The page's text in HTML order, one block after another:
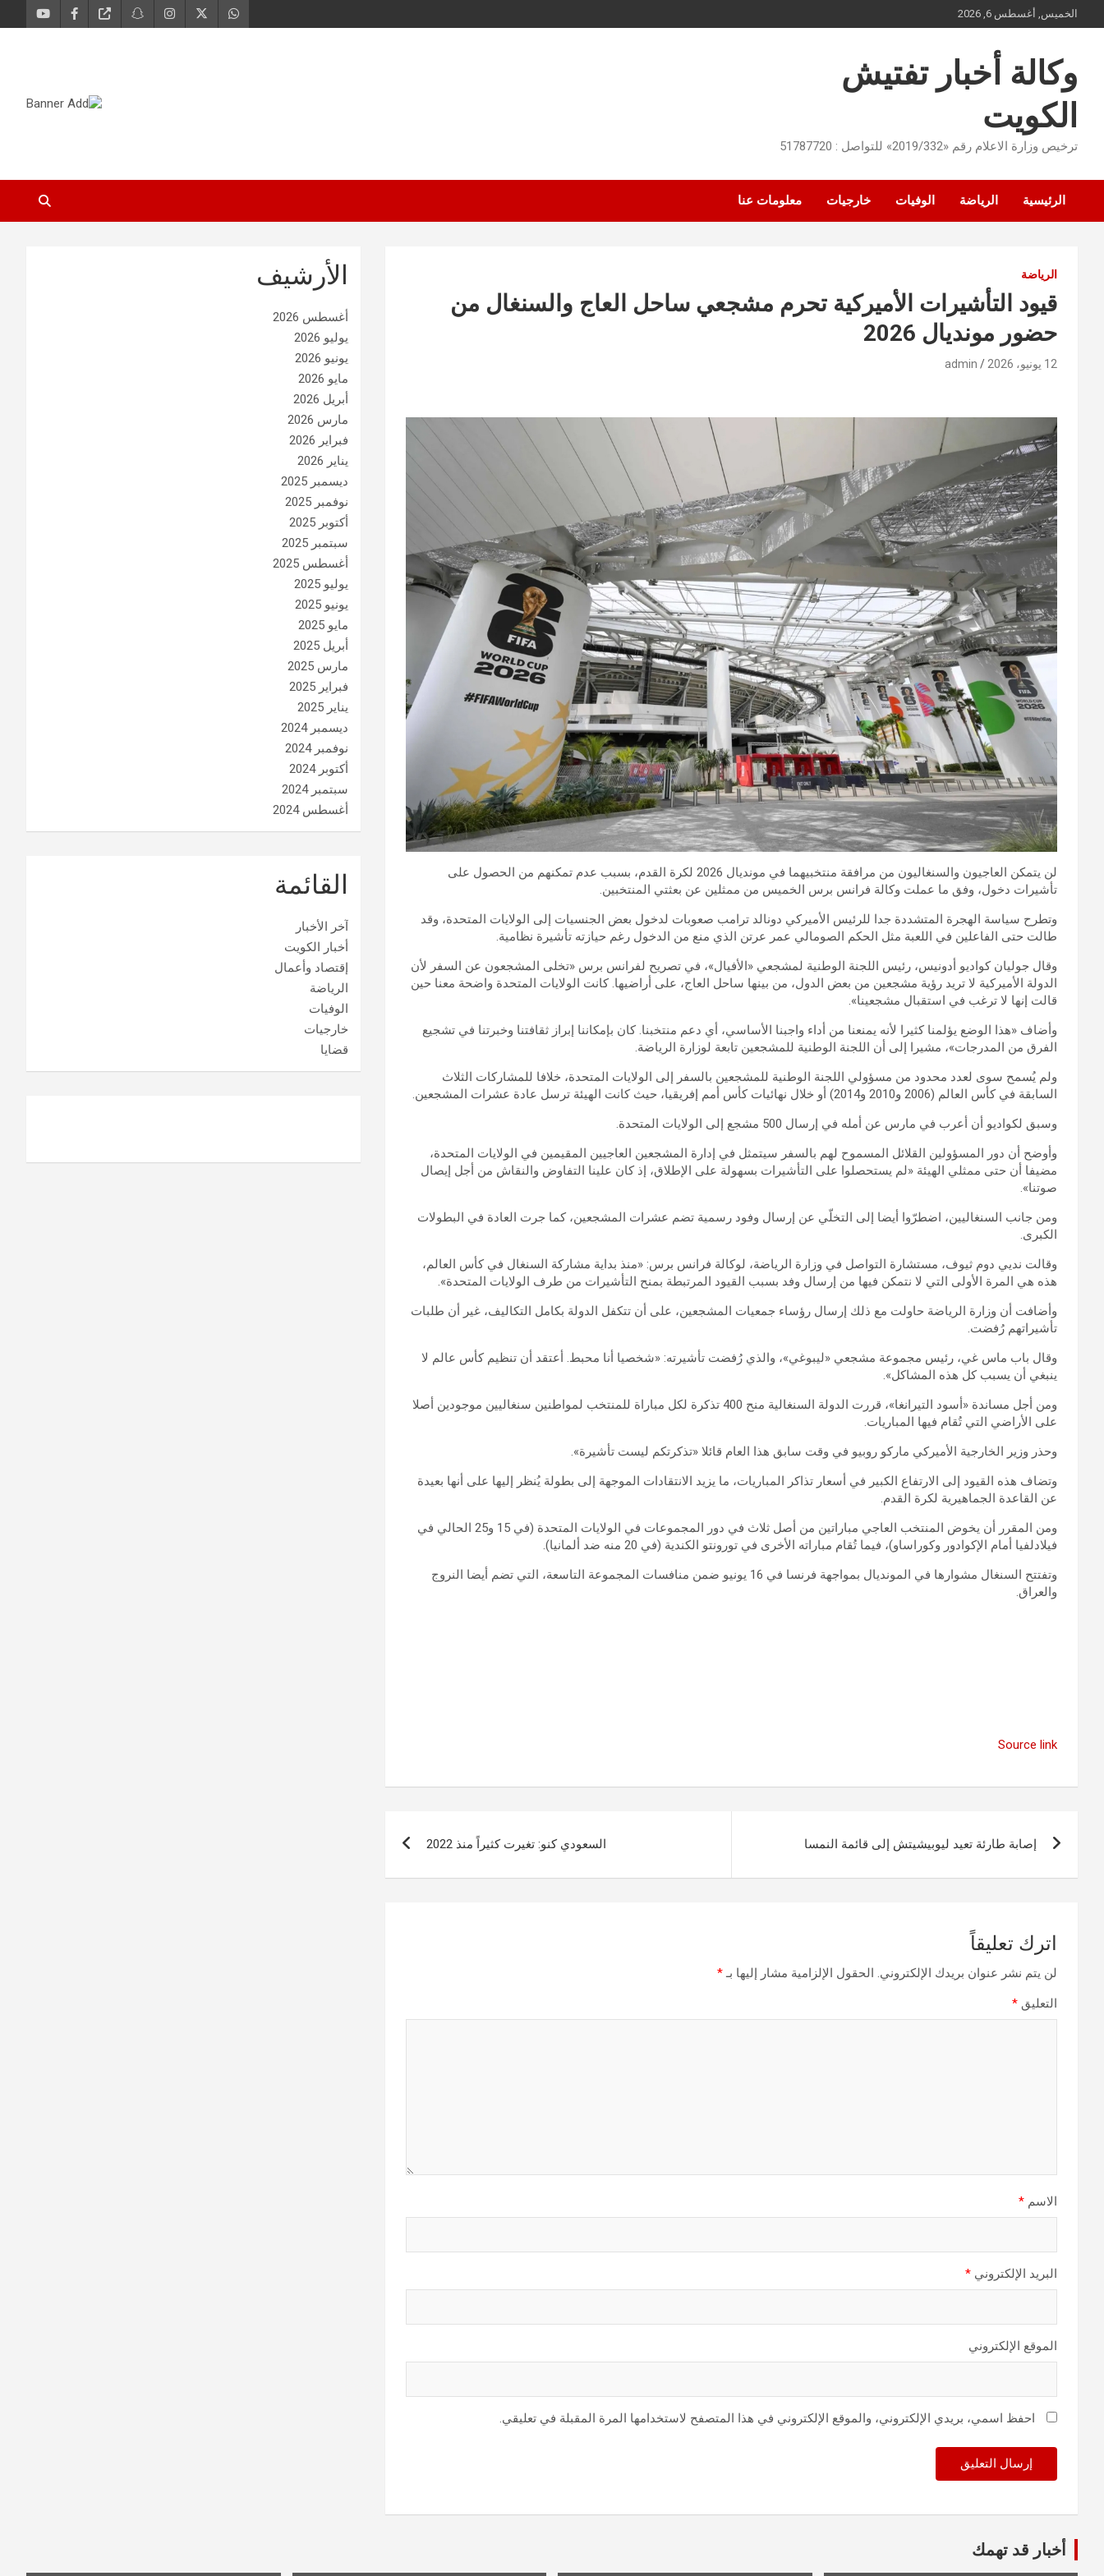
to
الخميس, أغسطس 6, 2026
وكالة أخبار تفتيش
الكويت
ترخيص وزارة الاعلام رقم «2019/332» للتواصل : 51787720
الرئيسية الرياضة الوفيات خارجيات معلومات عنا
الرياضة
قيود التأشيرات الأميركية تحرم مشجعي ساحل العاج والسنغال من
حضور مونديال 2026
12 يونيو، 2026 admin
لن يتمكن العاجيون والسنغاليون من مرافقة منتخبيهما في مونديال 2026 لكرة القدم، بسبب عدم تمكنهم من الحصول على
تأشيرات دخول، وفق ما عملت وكالة فرانس برس الخميس من ممثلين عن بعثتي المنتخبين.
وتطرح سياسة الهجرة المتشددة جدا للرئيس الأميركي دونالد ترامب صعوبات لدخول بعض الجنسيات إلى الولايات المتحدة، وقد
طالت حتى الفاعلين في اللعبة مثل الحكم الصومالي عمر عرتن الذي منع من الدخول رغم حيازته تأشيرة نظامية.
وقال جوليان كواديو أدونيس، رئيس اللجنة الوطنية لمشجعي «الأفيال»، في تصريح لفرانس برس «تخلى المشجعون عن السفر لأن
الدولة الأميركية لا تريد رؤية مشجعين من بعض الدول، من بينها ساحل العاج، على أراضيها. كانت الولايات المتحدة واضحة معنا حين
قالت إنها لا ترغب في استقبال مشجعينا».
وأضاف «هذا الوضع يؤلمنا كثيرا لأنه يمنعنا من أداء واجبنا الأساسي، أي دعم منتخبنا. كان بإمكاننا إبراز ثقافتنا وخبرتنا في تشجيع
الفرق من المدرجات»، مشيرا إلى أن اللجنة الوطنية للمشجعين تابعة لوزارة الرياضة.
ولم يُسمح سوى لعدد محدود من مسؤولي اللجنة الوطنية للمشجعين بالسفر إلى الولايات المتحدة، خلافا للمشاركات الثلاث
السابقة في كأس العالم (2006 و2010 و2014) أو خلال نهائيات كأس أمم إفريقيا، حيث كانت الهيئة ترسل عادة عشرات المشجعين.
وسبق لكواديو أن أعرب في مارس عن أمله في إرسال 500 مشجع إلى الولايات المتحدة.
وأوضح أن دور المسؤولين القلائل المسموح لهم بالسفر سيتمثل في إدارة المشجعين العاجيين المقيمين في الولايات المتحدة،
مضيفا أن حتى ممثلي الهيئة «لم يستحصلوا على التأشيرات بسهولة على الإطلاق، إذ كان علينا التفاوض والنقاش من أجل إيصال
صوتنا».
ومن جانب السنغاليين، اضطرّوا أيضا إلى التخلّي عن إرسال وفود رسمية تضم عشرات المشجعين، كما جرت العادة في البطولات
الكبرى.
وقالت نديي دوم ثيوف، مستشارة التواصل في وزارة الرياضة، لوكالة فرانس برس: «منذ بداية مشاركة السنغال في كأس العالم،
هذه هي المرة الأولى التي لا نتمكن فيها من إرسال وفد بسبب القيود المرتبطة بمنح التأشيرات من طرف الولايات المتحدة».
وأضافت أن وزارة الرياضة حاولت مع ذلك إرسال رؤساء جمعيات المشجعين، على أن تتكفل الدولة بكامل التكاليف، غير أن طلبات
تأشيراتهم رُفضت.
وقال باب ماس غي، رئيس مجموعة مشجعي «ليبوغي»، والذي رُفضت تأشيرته: «شخصيا أنا محبط. أعتقد أن تنظيم كأس عالم لا
ينبغي أن يسبب كل هذه المشاكل».
ومن أجل مساندة «أسود التيرانغا»، قررت الدولة السنغالية منح 400 تذكرة لكل مباراة للمنتخب لمواطنين سنغاليين موجودين أصلا
على الأراضي التي تُقام فيها المباريات.
وحذر وزير الخارجية الأميركي ماركو روبيو في وقت سابق هذا العام قائلا «تذكرتكم ليست تأشيرة».
وتضاف هذه القيود إلى الارتفاع الكبير في أسعار تذاكر المباريات، ما يزيد الانتقادات الموجهة إلى بطولة يُنظر إليها على أنها بعيدة
عن القاعدة الجماهيرية لكرة القدم.
ومن المقرر أن يخوض المنتخب العاجي مباراتين من أصل ثلاث في دور المجموعات في الولايات المتحدة (في 15 و25 الحالي في
فيلادلفيا أمام الإكوادور وكوراساو)، فيما تُقام مباراته الأخرى في تورونتو الكندية (في 20 منه ضد ألمانيا).
وتفتتح السنغال مشوارها في المونديال بمواجهة فرنسا في 16 يونيو ضمن منافسات المجموعة التاسعة، التي تضم أيضا النروج
والعراق.
Source link
المقالات
إصابة طارئة تعيد ليوبيشيتش إلى قائمة النمسا السعودي كنو: تغيرت كثيراً منذ 2022
اترك تعليقاً
لن يتم نشر عنوان بريدك الإلكتروني. الحقول الإلزامية مشار إليها بـ*
التعليق *
الاسم *
البريد الإلكتروني *
الموقع الإلكتروني
احفظ اسمي، بريدي الإلكتروني، والموقع الإلكتروني في هذا المتصفح لاستخدامها المرة المقبلة في تعليقي.
الأرشيف
أغسطس 2026
يوليو 2026
يونيو 2026
مايو 2026
أبريل 2026
مارس 2026
فبراير 2026
يناير 2026
ديسمبر 2025
نوفمبر 2025
أكتوبر 2025
سبتمبر 2025
أغسطس 2025
يوليو 2025
يونيو 2025
مايو 2025
أبريل 2025
مارس 2025
فبراير 2025
يناير 2025
ديسمبر 2024
نوفمبر 2024
أكتوبر 2024
سبتمبر 2024
أغسطس 2024
القائمة
آخر الأخبار
أخبار الكويت
إقتصاد وأعمال
الرياضة
الوفيات
خارجيات
قضايا
أخبار قد تهمك